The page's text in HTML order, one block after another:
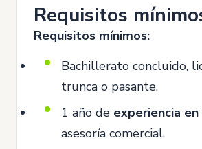
Requisitos
Requisitos mínimos:
Bachillerato concluido,
trunca o pasante.
1 año de experiencia
asesoría comercial.